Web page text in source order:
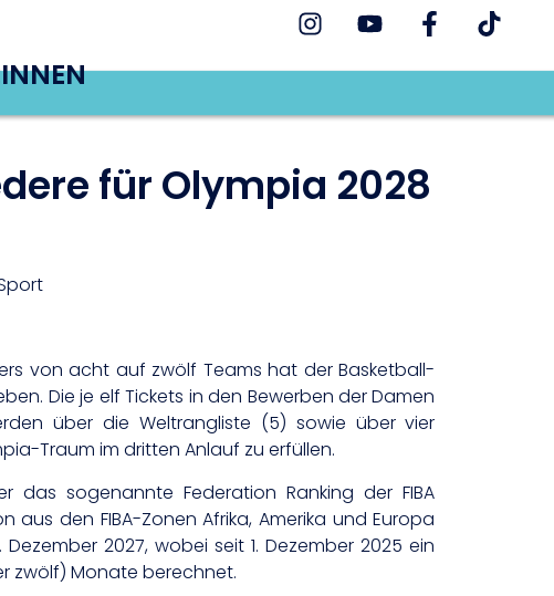
für Olympia 2028
von acht auf zwölf Teams hat der Basketball-
Die je elf Tickets in den Bewerben der Damen
über die Weltrangliste (5) sowie über vier
Traum im dritten Anlauf zu erfüllen.
sogenannte Federation Ranking der FIBA
den FIBA-Zonen Afrika, Amerika und Europa
2027, wobei seit 1. Dezember 2025 ein
zwölf) Monate berechnet.